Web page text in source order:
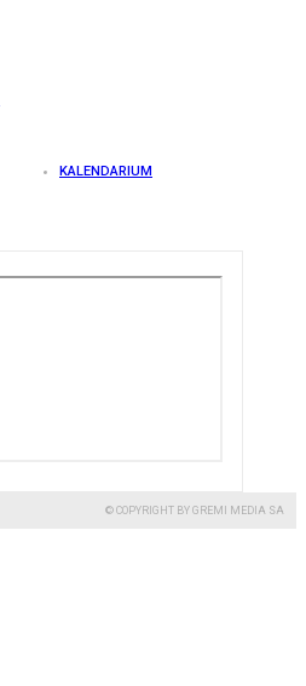
KALENDARIUM
© COPYRIGHT BY GREMI MEDIA SA